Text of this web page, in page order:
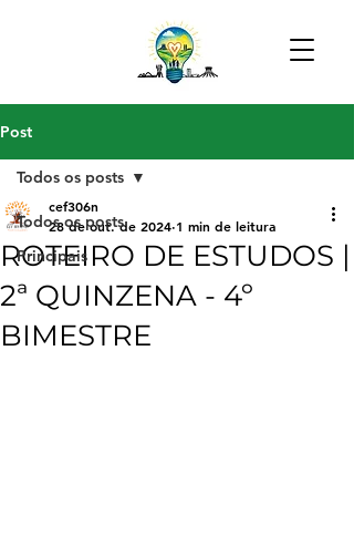
Post
Todos os posts
Principais
Todos os posts
ROTEIRO DE ESTUDOS |
2ª QUINZENA - 4º
BIMESTRE
cef306n
28 de out. de 2024 1 min de leitura